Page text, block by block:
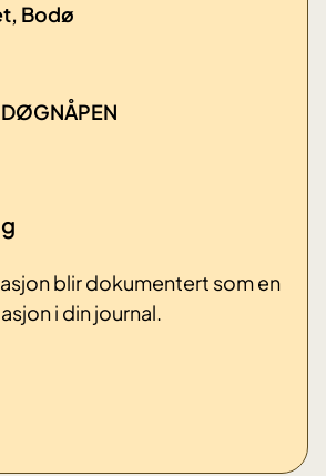
Bodø
DØGNÅPEN
blir dokumentert som en
i din journal.